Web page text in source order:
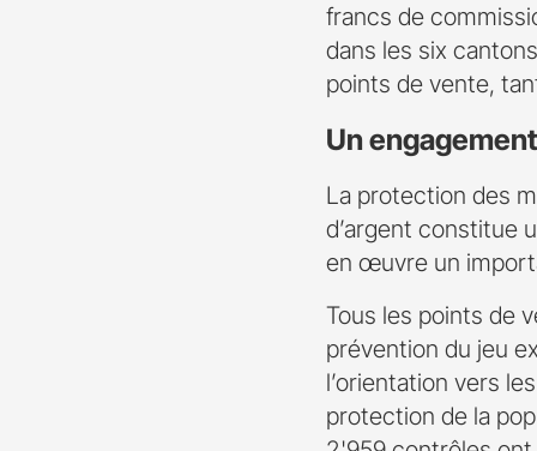
francs de
dans les six
points de vente,
Un
La protection des
d’argent constitue
en œuvre un
Tous les points de
prévention du jeu
l’orientation vers
protection de la